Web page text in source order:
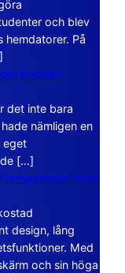
och blev
hemdatorer. På
bodde i
det inte bara
nämligen en
eget
[…]
med
design, lång
Med
och sin höga